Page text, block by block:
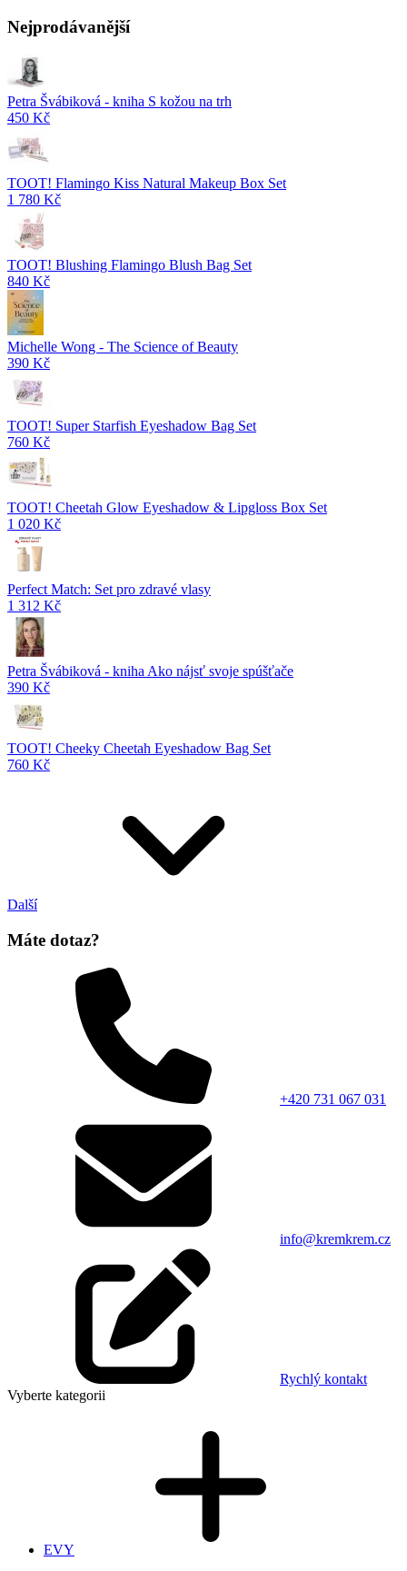
Nejprodávanější
Petra Švábiková - kniha S kožou na trh
450 Kč
TOOT! Flamingo Kiss Natural Makeup Box Set
1 780 Kč
TOOT! Blushing Flamingo Blush Bag Set
840 Kč
Michelle Wong - The Science of Beauty
390 Kč
TOOT! Super Starfish Eyeshadow Bag Set
760 Kč
TOOT! Cheetah Glow Eyeshadow & Lipgloss Box Set
1 020 Kč
Perfect Match: Set pro zdravé vlasy
1 312 Kč
Petra Švábiková - kniha Ako nájsť svoje spúšťače
390 Kč
TOOT! Cheeky Cheetah Eyeshadow Bag Set
760 Kč
Další
Máte dotaz?
+420 731 067 031
info@kremkrem.cz
Rychlý kontakt
Vyberte kategorii
EVY